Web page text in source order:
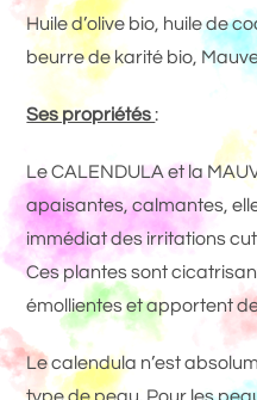
Huile d’olive bio, huile de
beurre de karité bio,
Ses propriétés:
Le CALENDULA et la
apaisantes, calmantes,
immédiat des irritations
Ces plantes sont
émollientes et apportent
Le calendula n’est